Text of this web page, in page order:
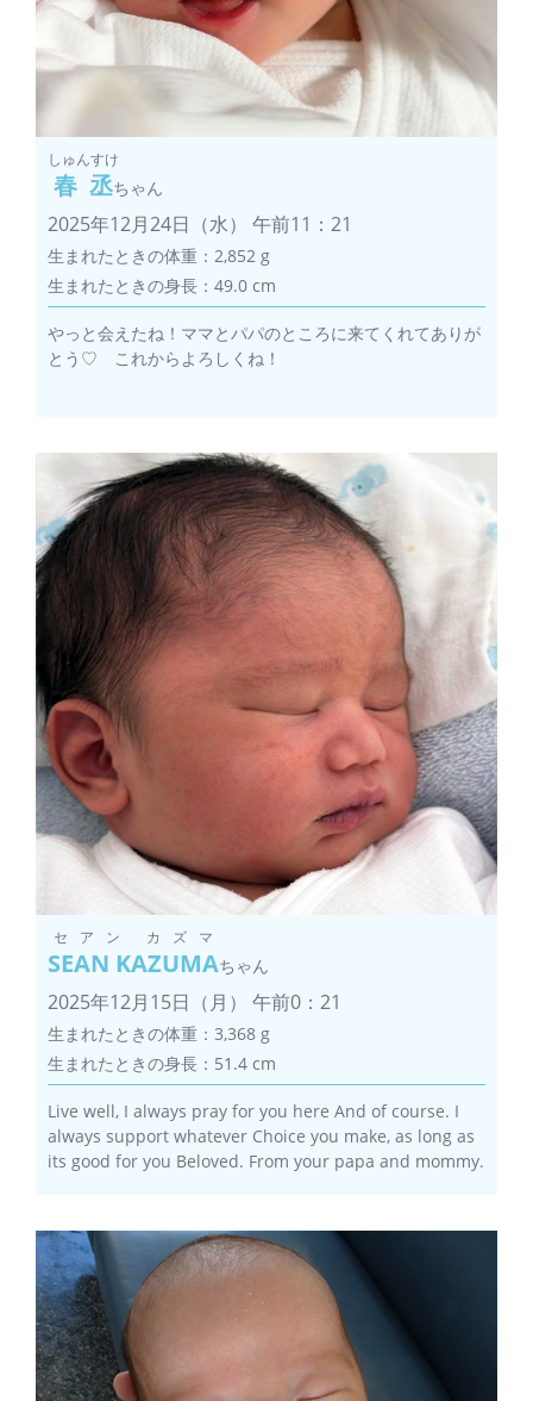
春丞
しゅんすけ
ちゃん
2025年12月24日（水） 午前11：21
生まれたときの体重：2,852 g
生まれたときの身長：49.0 cm
やっと会えたね！ママとパパのところに来てくれてありが
とう♡ これからよろしくね！
SEAN KAZUMA
セアン カズマ
ちゃん
2025年12月15日（月） 午前0：21
生まれたときの体重：3,368 g
生まれたときの身長：51.4 cm
Live well, I always pray for you here And of course. I
always support whatever Choice you make, as long as
its good for you Beloved. From your papa and mommy.